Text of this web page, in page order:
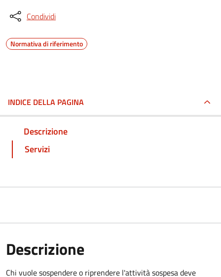
Condividi
Normativa di riferimento
INDICE DELLA PAGINA
Descrizione
Servizi
Descrizione
Chi vuole sospendere o riprendere l'attività sospesa deve